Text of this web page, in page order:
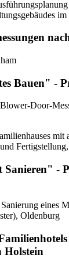
im
Bauen" -
Door-
mit
-
eines
Oldenburg
Holstein